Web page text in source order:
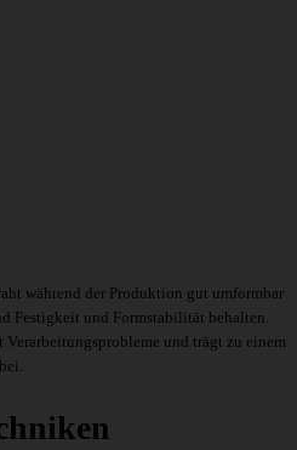
während der Produktion gut umformbar
Festigkeit und Formstabilität behalten.
und trägt zu einem